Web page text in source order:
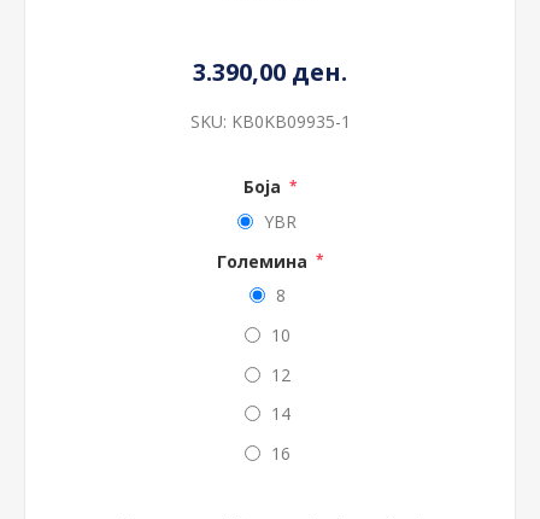
3.390,00 ден.
SKU: KB0KB09935-1
Боја *
YBR
Големина *
8
10
12
14
16